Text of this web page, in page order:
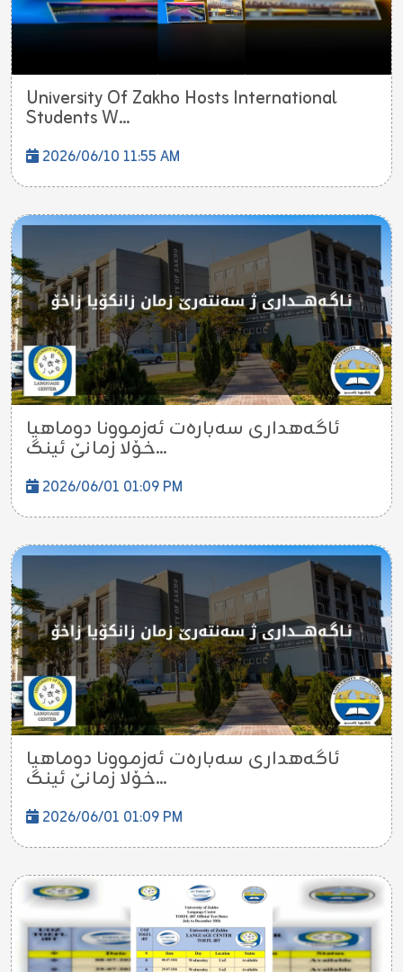
University Of Zakho Hosts International
Students W...
2026/06/10 11:55 AM
ئاگەهداری سەبارەت ئەزموونا دوماهیا
خۆلا زمانێ ئینگ...
2026/06/01 01:09 PM
ئاگەهداری سەبارەت ئەزموونا دوماهیا
خۆلا زمانێ ئینگ...
2026/06/01 01:09 PM